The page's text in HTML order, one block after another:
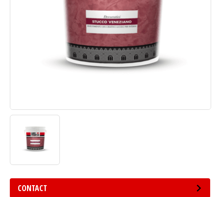
CONTACT